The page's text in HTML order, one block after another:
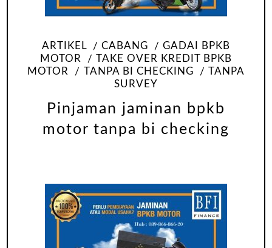
ARTIKEL CABANG
GADAI BPKB
MOTOR
TAKE OVER KREDIT BPKB
MOTOR
TANPA BI CHECKING
TANPA
SURVEY
Pinjaman jaminan bpkb
motor tanpa bi checking